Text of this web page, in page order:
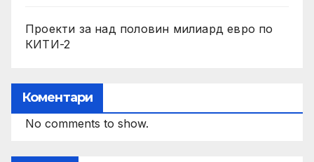
Проекти за над половин милиард евро по
КИТИ-2
Коментари
No comments to show.